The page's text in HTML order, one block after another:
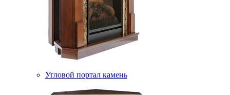
Угловой портал камень